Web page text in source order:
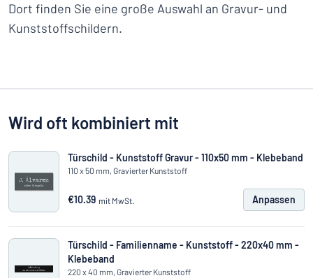
Dort finden Sie eine große Auswahl an Gravur- und
Kunststoffschildern.
Wird oft kombiniert mit
Türschild - Kunststoff Gravur - 110x50 mm - Klebeband
110 x 50 mm, Gravierter Kunststoff
€10.39 mit MwSt. Anpassen
Türschild - Familienname - Kunststoff - 220x40 mm -
Klebeband
220 x 40 mm, Gravierter Kunststoff